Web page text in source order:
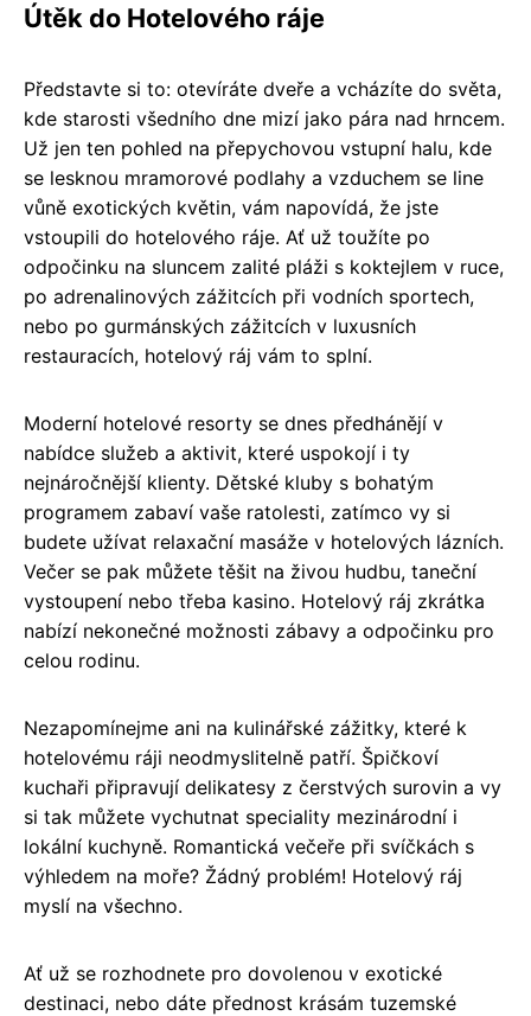
Útěk do Hotelového ráje
Představte si to: otevíráte dveře a vcházíte do světa,
kde starosti všedního dne mizí jako pára nad hrncem.
Už jen ten pohled na přepychovou vstupní halu, kde
se lesknou mramorové podlahy a vzduchem se line
vůně exotických květin, vám napovídá, že jste
vstoupili do hotelového ráje. Ať už toužíte po
odpočinku na sluncem zalité pláži s koktejlem v ruce,
po adrenalinových zážitcích při vodních sportech,
nebo po gurmánských zážitcích v luxusních
restauracích, hotelový ráj vám to splní.
Moderní hotelové resorty se dnes předhánějí v
nabídce služeb a aktivit, které uspokojí i ty
nejnáročnější klienty. Dětské kluby s bohatým
programem zabaví vaše ratolesti, zatímco vy si
budete užívat relaxační masáže v hotelových lázních.
Večer se pak můžete těšit na živou hudbu, taneční
vystoupení nebo třeba kasino. Hotelový ráj zkrátka
nabízí nekonečné možnosti zábavy a odpočinku pro
celou rodinu.
Nezapomínejme ani na kulinářské zážitky, které k
hotelovému ráji neodmyslitelně patří. Špičkoví
kuchaři připravují delikatesy z čerstvých surovin a vy
si tak můžete vychutnat speciality mezinárodní i
lokální kuchyně. Romantická večeře při svíčkách s
výhledem na moře? Žádný problém! Hotelový ráj
myslí na všechno.
Ať už se rozhodnete pro dovolenou v exotické
destinaci, nebo dáte přednost krásám tuzemské